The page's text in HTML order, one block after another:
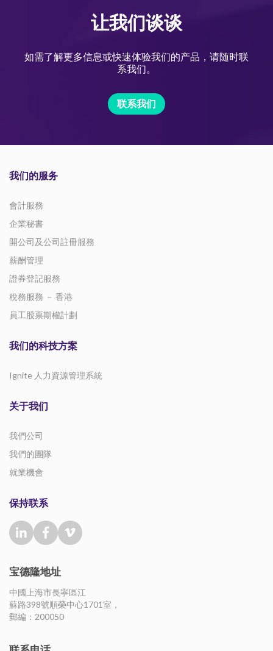
让我们谈谈
如需了解更多信息或快速体验我们的产品，请随时联
系我们。
联系我们
我们的服务
會計服務
企業秘書
開公司及公司註冊服務
薪酬管理
證券登記服務
稅務服務 － 香港
員工股票期權計劃
我们的科技方案
Ignite 人力資源管理系統
关于我们
我們公司
我們的團隊
就業機會
保持联系
宝德隆地址
中國上海市長寧區江
蘇路398號順榮中心1701室，
郵編：200050